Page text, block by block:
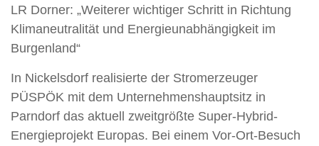
LR Dorner: „Weiterer wichtiger Schritt in Richtung
Klimaneutralität und Energieunabhängigkeit im
Burgenland“
In Nickelsdorf realisierte der Stromerzeuger
PÜSPÖK mit dem Unternehmenshauptsitz in
Parndorf das aktuell zweitgrößte Super-Hybrid-
Energieprojekt Europas. Bei einem Vor-Ort-Besuch